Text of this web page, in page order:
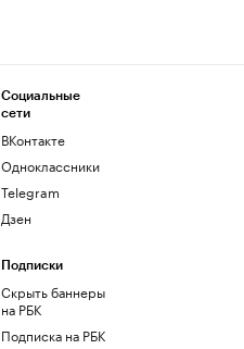
Социальные
сети
ВКонтакте
Одноклассники
Telegram
Дзен
Подписки
Скрыть баннеры
на РБК
Подписка на РБК